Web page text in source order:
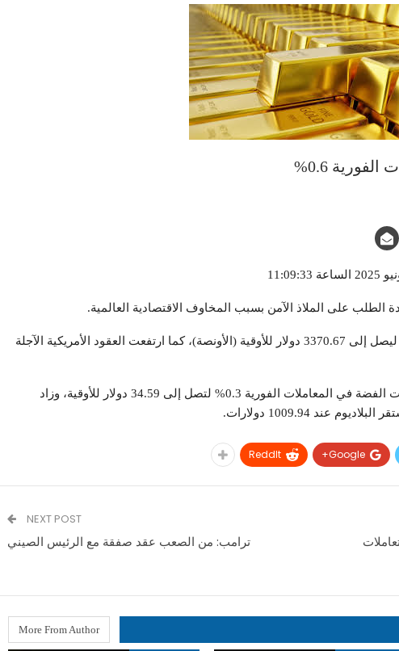
0.6%
الطلب على الملاذ الآمن بسبب المخاوف الاقتصادية العالمية.
وارتفع الذهب في المعاملات الفورية، 0.6% ليصل إلى 3370.67 دولار للأوقية (الأونصة)، كما ارتفعت العقود الأمريكية الآجلة
وعلى صعيد المعادن النفيسة الأخرى، ارتفعت الفضة في المعاملات الفورية 0.3% لتصل إلى 34.59 دولار للأوقية، وزاد
Google+
ReddIt
NEXT POST
ترامب: من الصعب عقد صفقة مع الرئيس الصيني
More From Author